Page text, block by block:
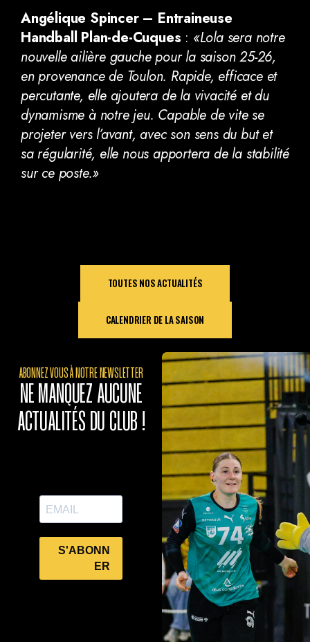
Angélique Spincer – Entraineuse
Handball Plan-de-Cuques : «Lola sera notre
nouvelle ailière gauche pour la saison 25-26,
en provenance de Toulon. Rapide, efficace et
percutante, elle ajoutera de la vivacité et du
dynamisme à notre jeu. Capable de vite se
projeter vers l’avant, avec son sens du but et
sa régularité, elle nous apportera de la stabilité
sur ce poste.»
TOUTES NOS ACTUALITÉS
CALENDRIER DE LA SAISON
ABONNEZ VOUS À NOTRE NEWSLETTER
NE MANQUEZ AUCUNE
ACTUALITÉS DU CLUB !